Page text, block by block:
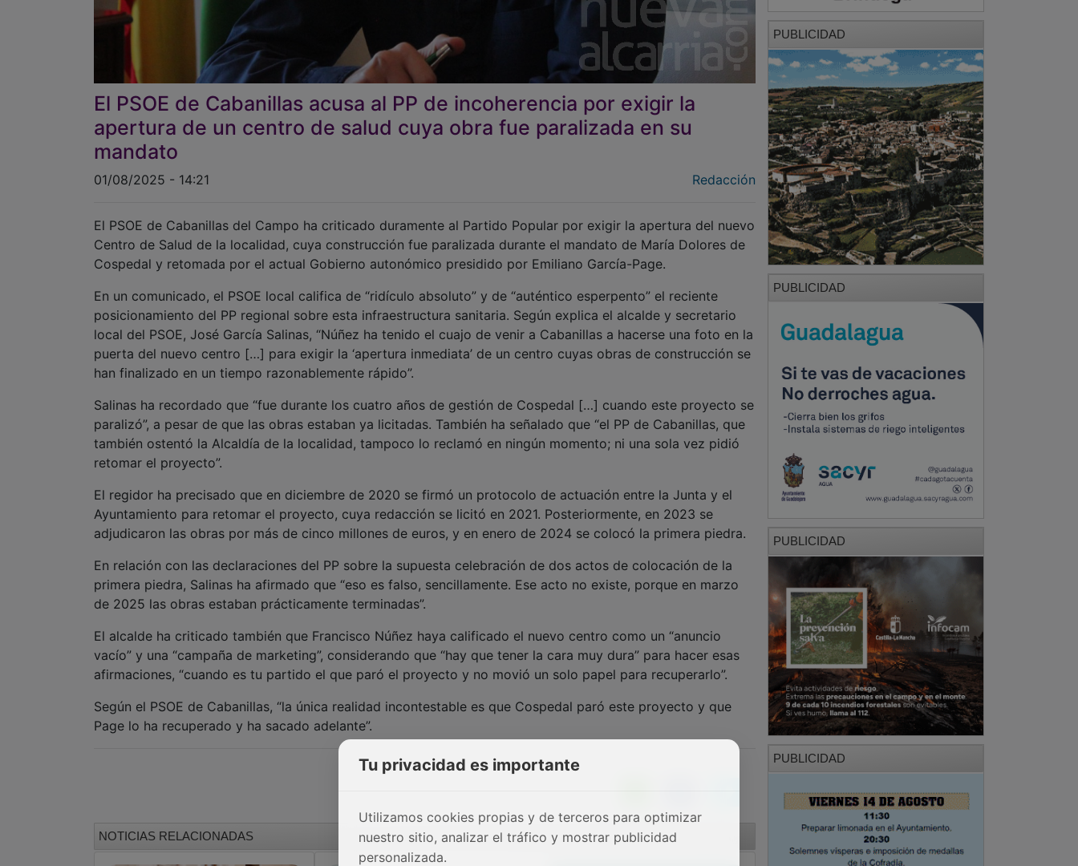
El PSOE de Cabanillas acusa al PP de incoherencia por exigir la
apertura de un centro de salud cuya obra fue paralizada en su
mandato
01/08/2025 - 14:21 Redacción
El PSOE de Cabanillas del Campo ha criticado duramente al Partido Popular por exigir la apertura del nuevo
Centro de Salud de la localidad, cuya construcción fue paralizada durante el mandato de María Dolores de
Cospedal y retomada por el actual Gobierno autonómico presidido por Emiliano García-Page.
En un comunicado, el PSOE local califica de “ridículo absoluto” y de “auténtico esperpento” el reciente
posicionamiento del PP regional sobre esta infraestructura sanitaria. Según explica el alcalde y secretario
local del PSOE, José García Salinas, “Núñez ha tenido el cuajo de venir a Cabanillas a hacerse una foto en la
puerta del nuevo centro […] para exigir la ‘apertura inmediata’ de un centro cuyas obras de construcción se
han finalizado en un tiempo razonablemente rápido”.
Salinas ha recordado que “fue durante los cuatro años de gestión de Cospedal […] cuando este proyecto se
paralizó”, a pesar de que las obras estaban ya licitadas. También ha señalado que “el PP de Cabanillas, que
también ostentó la Alcaldía de la localidad, tampoco lo reclamó en ningún momento; ni una sola vez pidió
retomar el proyecto”.
El regidor ha precisado que en diciembre de 2020 se firmó un protocolo de actuación entre la Junta y el
Ayuntamiento para retomar el proyecto, cuya redacción se licitó en 2021. Posteriormente, en 2023 se
adjudicaron las obras por más de cinco millones de euros, y en enero de 2024 se colocó la primera piedra.
En relación con las declaraciones del PP sobre la supuesta celebración de dos actos de colocación de la
primera piedra, Salinas ha afirmado que “eso es falso, sencillamente. Ese acto no existe, porque en marzo
de 2025 las obras estaban prácticamente terminadas”.
El alcalde ha criticado también que Francisco Núñez haya calificado el nuevo centro como un “anuncio
vacío” y una “campaña de marketing”, considerando que “hay que tener la cara muy dura” para hacer esas
afirmaciones, “cuando es tu partido el que paró el proyecto y no movió un solo papel para recuperarlo”.
Según el PSOE de Cabanillas, “la única realidad incontestable es que Cospedal paró este proyecto y que
Page lo ha recuperado y ha sacado adelante”.
NOTICIAS RELACIONADAS
PUBLICIDAD
PUBLICIDAD
PUBLICIDAD
PUBLICIDAD
Tu privacidad es importante
Utilizamos cookies propias y de terceros para optimizar
nuestro sitio, analizar el tráfico y mostrar publicidad
personalizada.